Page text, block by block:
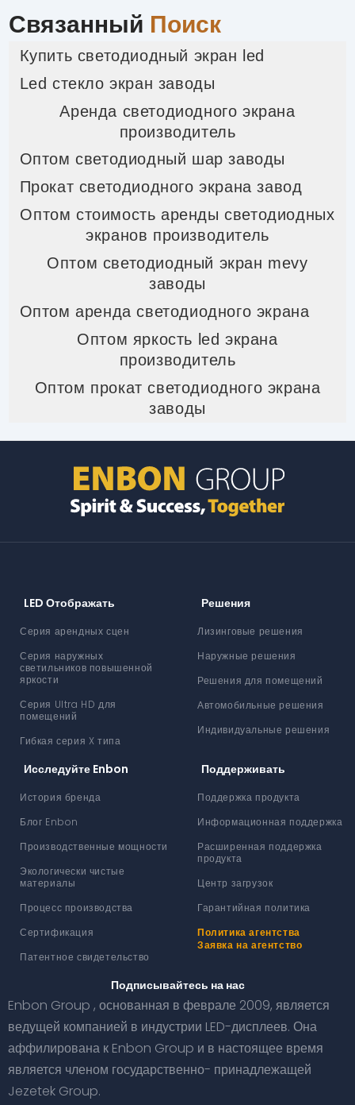
Связанный Поиск
Купить светодиодный экран led
Led стекло экран заводы
Аренда светодиодного экрана
производитель
Оптом светодиодный шар заводы
Прокат светодиодного экрана завод
Оптом стоимость аренды светодиодных
экранов производитель
Оптом светодиодный экран mevy
заводы
Оптом аренда светодиодного экрана
Оптом яркость led экрана
производитель
Оптом прокат светодиодного экрана
заводы
LED Отображать
Серия арендных сцен
Серия наружных
светильников повышенной
яркости
Серия Ultra HD для
помещений
Гибкая серия X типа
Решения
Лизинговые решения
Наружные решения
Решения для помещений
Автомобильные решения
Индивидуальные решения
Исследуйте Enbon
История бренда
Блог Enbon
Производственные мощности
Экологически чистые
материалы
Процесс производства
Сертификация
Патентное свидетельство
Поддерживать
Поддержка продукта
Информационная поддержка
Расширенная поддержка
продукта
Центр загрузок
Гарантийная политика
Политика агентства
Заявка на агентство
Подписывайтесь на нас
Enbon Group , основанная в феврале 2009, является
ведущей компанией в индустрии LED-дисплеев. Она
аффилирована к Enbon Group и в настоящее время
является членом государственно- принадлежащей
Jezetek Group.